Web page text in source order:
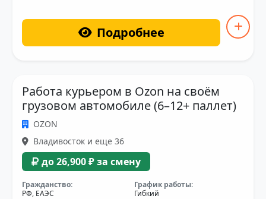
Подробнее
Работа курьером в Ozon на своём
грузовом автомобиле (6–12+ паллет)
OZON
Владивосток и еще 36
до 26,900 ₽ за смену
Гражданство:
РФ, ЕАЭС
График работы:
Гибкий